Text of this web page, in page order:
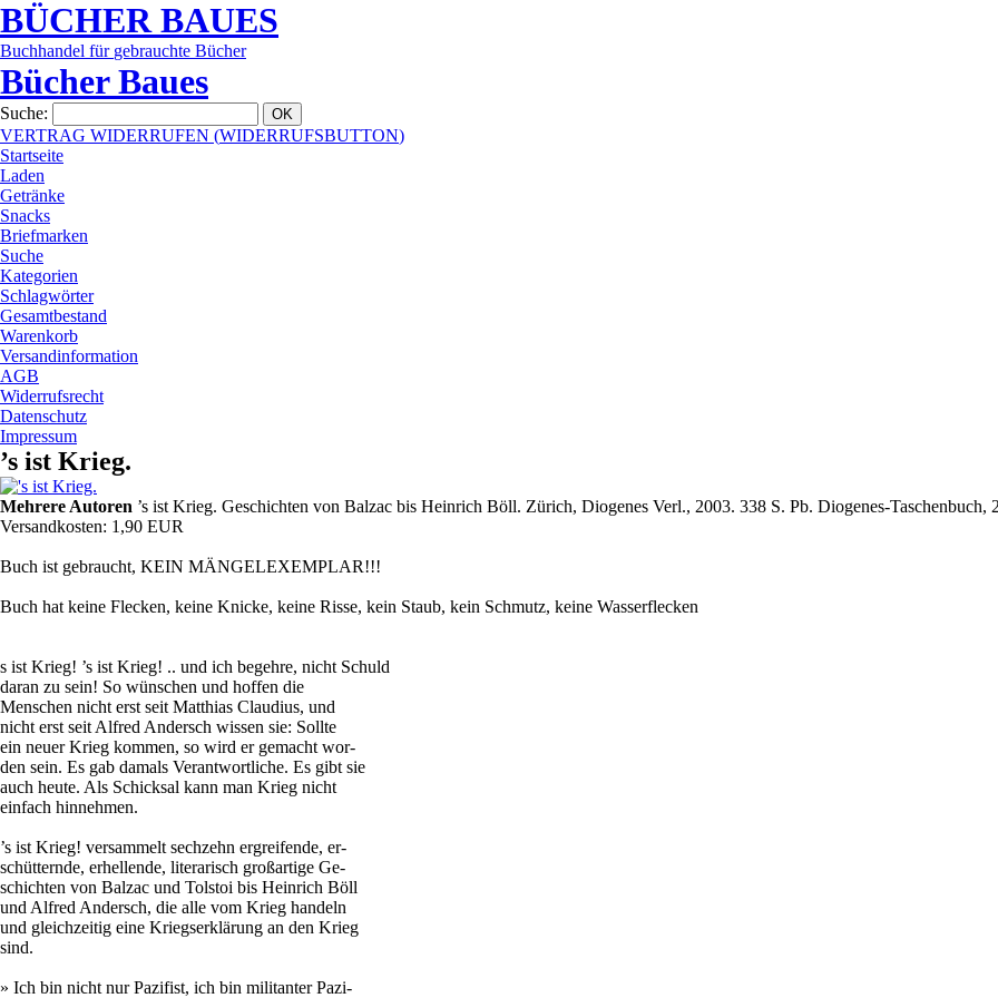
BÜCHER BAUES
Buchhandel für gebrauchte Bücher
Bücher Baues
Suche:
VERTRAG WIDERRUFEN (WIDERRUFSBUTTON)
Startseite
Laden
Getränke
Snacks
Briefmarken
Suche
Kategorien
Schlagwörter
Gesamtbestand
Warenkorb
Versandinformation
AGB
Widerrufsrecht
Datenschutz
Impressum
’s ist Krieg.
Mehrere Autoren ’s ist Krieg. Geschichten von Balzac bis Heinrich Böll. Zürich, Diogenes Verl., 2003. 338 S. Pb. Diogenes-Taschenbuch,
Versandkosten: 1,90 EUR
Buch ist gebraucht, KEIN MÄNGELEXEMPLAR!!!
Buch hat keine Flecken, keine Knicke, keine Risse, kein Staub, kein Schmutz, keine Wasserflecken
s ist Krieg! ’s ist Krieg! .. und ich begehre, nicht Schuld
daran zu sein! So wünschen und hoffen die
Menschen nicht erst seit Matthias Claudius, und
nicht erst seit Alfred Andersch wissen sie: Sollte
ein neuer Krieg kommen, so wird er gemacht wor-
den sein. Es gab damals Verantwortliche. Es gibt sie
auch heute. Als Schicksal kann man Krieg nicht
einfach hinnehmen.
’s ist Krieg! versammelt sechzehn ergreifende, er-
schütternde, erhellende, literarisch großartige Ge-
schichten von Balzac und Tolstoi bis Heinrich Böll
und Alfred Andersch, die alle vom Krieg handeln
und gleichzeitig eine Kriegserklärung an den Krieg
sind.
» Ich bin nicht nur Pazifist, ich bin militanter Pazi-